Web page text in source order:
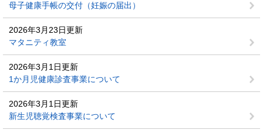
母子健康手帳の交付（妊娠の届出）
2026年3月23日更新
マタニティ教室
2026年3月1日更新
1か月児健康診査事業について
2026年3月1日更新
新生児聴覚検査事業について